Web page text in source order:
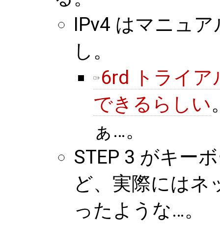
IPv4 はマニュ
し。
6rd トライア
できるらしい
ぁ…。
STEP 3 がキー
ど、実際にはネ
ったような…。